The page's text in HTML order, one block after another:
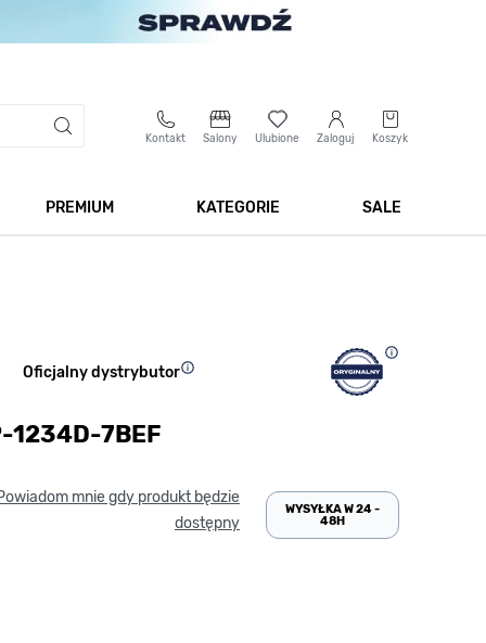
Kontakt Salony Ulubione Zaloguj Koszyk
PREMIUM
KATEGORIE
SALE
Oficjalny dystrybutor
1234D-7BEF
mnie gdy produkt będzie
dostępny
WYSYŁKA W 24 -
48H